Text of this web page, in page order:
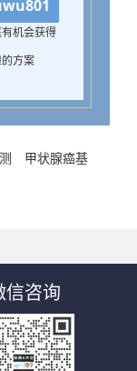
机会获得
方案
甲状腺癌基
信咨询